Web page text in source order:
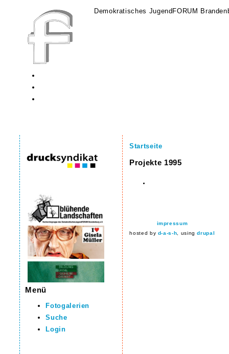
Demokratisches JugendFORUM
Menü
Fotogalerien
Suche
Login
Startseite
Projekte 1995
impressum
hosted by d-a-s-h , usingdrupal